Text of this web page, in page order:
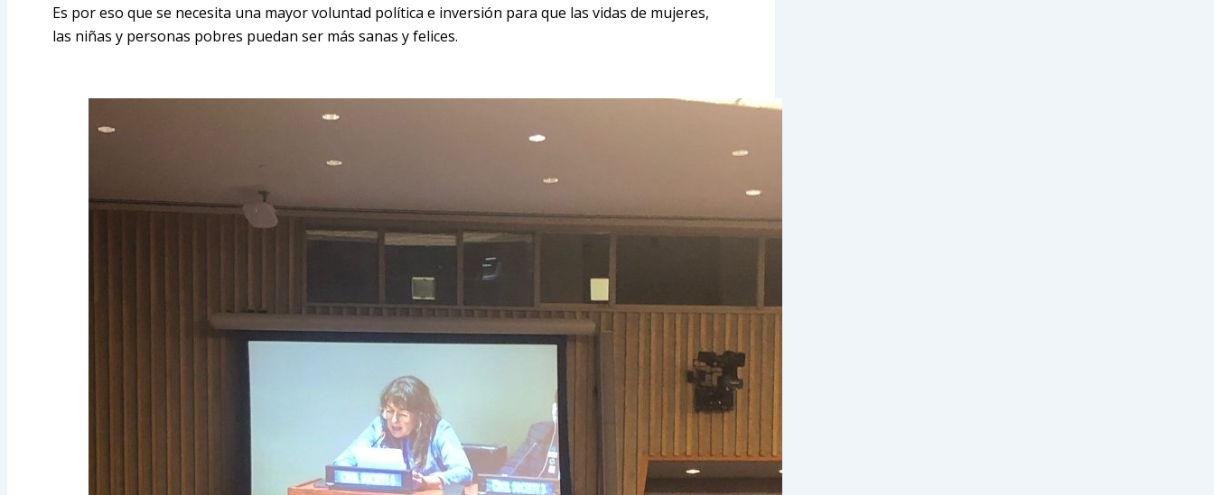
Es por eso que se necesita una mayor voluntad política e inversión para que las vidas de mujeres,
las niñas y personas pobres puedan ser más sanas y felices.